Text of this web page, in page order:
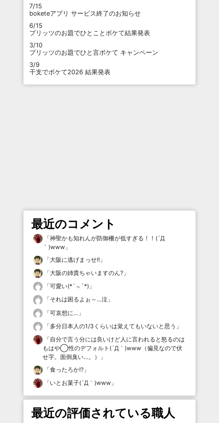
7/15
boketeアプリ サービス終了のお知らせ
6/15
プリッツのお題でひとことボケて結果発表
3/10
プリッツのお題でひと言ボケて キャンペーン
3/9
干支でボケて2026 結果発表
最近のコメント
「神聖かも知れんが防御柵が低すぎる！！(´Д
｀)www 」
「大阪に逃げまっせ!! 」
「大阪の姉貴ちゃいますのん? 」
「可愛い(*´﹃`*) 」
「それは困るよぉ～…泣 」
「可哀想に… 」
「多分日本人の1/3くらいは覚えてもいないと思う 」
「自分で言う分には良いけど人に言われると怒るのは
もはや◯性のデフォルト(´Д｀)www（偏見なので伏
せ字。面倒臭い…。）
」
「食ったろか!? 」
「いとお菓子(´Д｀)www 」
最近の評価されている職人